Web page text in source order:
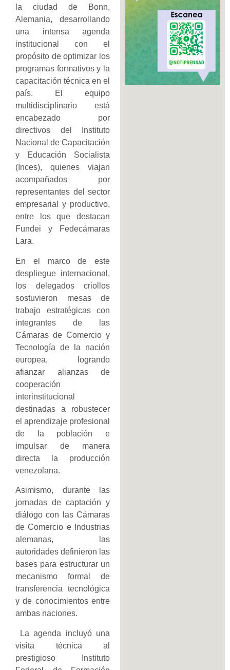
la ciudad de Bonn,
Alemania, desarrollando
una intensa agenda
institucional con el
propósito de optimizar los
programas formativos y la
capacitación técnica en el
país. El equipo
multidisciplinario está
encabezado por
directivos del Instituto
Nacional de Capacitación
y Educación Socialista
(Inces), quienes viajan
acompañados por
representantes del sector
empresarial y productivo,
entre los que destacan
Fundei y Fedecámaras
Lara.
En el marco de este
despliegue internacional,
los delegados criollos
sostuvieron mesas de
trabajo estratégicas con
integrantes de las
Cámaras de Comercio y
Tecnología de la nación
europea, logrando
afianzar alianzas de
cooperación
interinstitucional
destinadas a robustecer
el aprendizaje profesional
de la población e
impulsar de manera
directa la producción
venezolana.
Asimismo, durante las
jornadas de captación y
diálogo con las Cámaras
de Comercio e Industrias
alemanas, las
autoridades definieron las
bases para estructurar un
mecanismo formal de
transferencia tecnológica
y de conocimientos entre
ambas naciones.
La agenda incluyó una
visita técnica al
prestigioso Instituto